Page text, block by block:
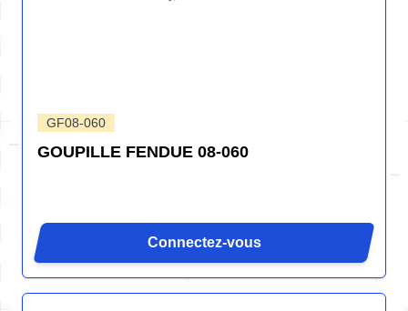
GF08-060
GOUPILLE FENDUE 08-060
Connectez-vous